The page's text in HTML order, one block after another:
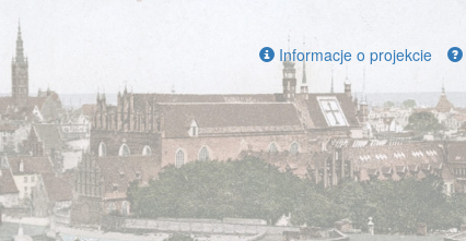
Informacje o projekcie